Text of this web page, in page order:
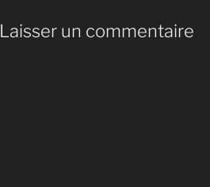
Laisser un commentaire